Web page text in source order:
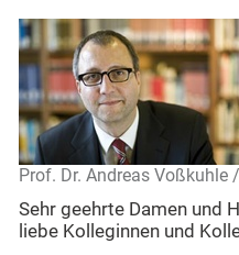
Prof. Dr. Andreas
Sehr geehrte Damen und
liebe Kolleginnen und